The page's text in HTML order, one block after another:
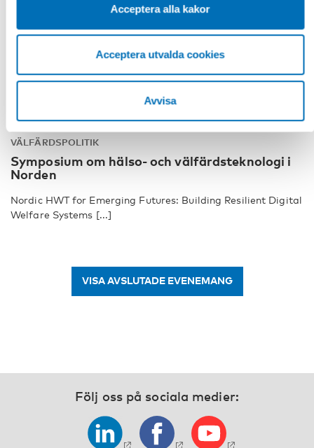
Acceptera alla kakor
Acceptera utvalda cookies
Avvisa
VÄLFÄRDSPOLITIK
Symposium om hälso- och välfärdsteknologi i
Norden
Nordic HWT for Emerging Futures: Building Resilient Digital
Welfare Systems [...]
VISA AVSLUTADE EVENEMANG
Följ oss på sociala medier: